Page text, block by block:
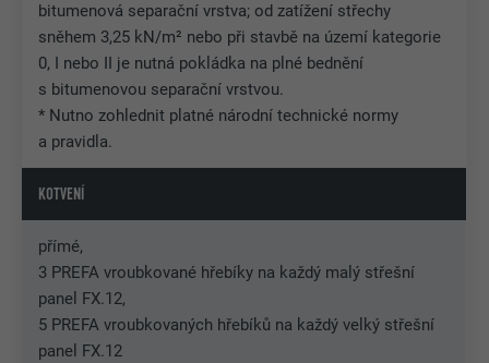
bitumenová separační vrstva; od zatížení střechy
sněhem 3,25 kN/m² nebo při stavbě na území kategorie
0, I nebo II je nutná pokládka na plné bednění
s bitumenovou separační vrstvou.
* Nutno zohlednit platné národní technické normy
a pravidla.
KOTVENÍ
přímé,
3 PREFA vroubkované hřebíky na každý malý střešní
panel FX.12,
5 PREFA vroubkovaných hřebíků na každý velký střešní
panel FX.12